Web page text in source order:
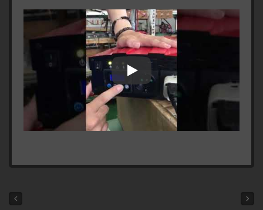
2500W LCDスクリーンディスプ